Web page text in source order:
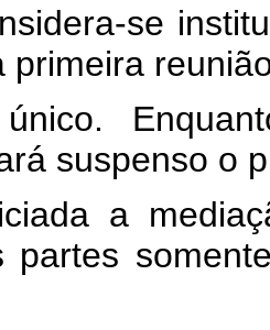
se
primeira
único.
suspenso o
a
partes